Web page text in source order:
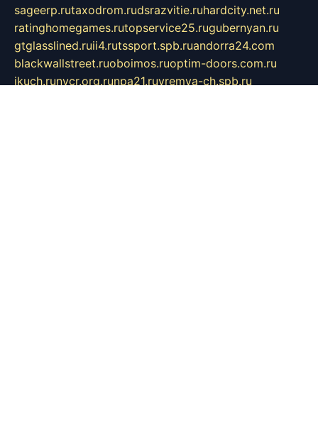
sageerp.rutaxodrom.rudsrazvitie.ruhardcity.net.ru
ratinghomegames.rutopservice25.rugubernyan.ru
gtglasslined.ruii4.rutssport.spb.ruandorra24.com
blackwallstreet.ruoboimos.ruoptim-doors.com.ru
ikuch.runycr.org.runpa21.ruvremya-ch.spb.ru